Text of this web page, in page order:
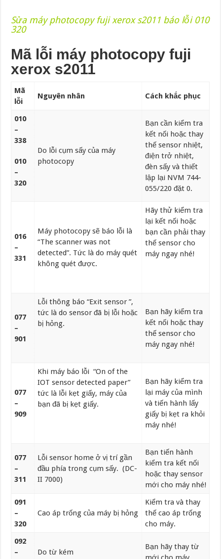
Sửa máy photocopy fuji xerox s2011 báo lỗi 010
320
Mã lỗi máy photocopy fuji
xerox s2011
Mã
lỗi
Nguyên nhân Cách khắc phục
010
–
338
010
–
320
Do lỗi cụm sấy của máy
photocopy
Bạn cần kiểm tra
kết nối hoặc thay
thế sensor nhiệt,
điện trở nhiệt,
đèn sấy và thiết
lập lại NVM 744-
055/220 đặt 0.
016
–
331
Máy photocopy sẽ báo lỗi là
“The scanner was not
detected”. Tức là do máy quét
không quét được.
Hãy thử kiểm tra
lại kết nối hoặc
bạn cần phải thay
thế sensor cho
máy ngay nhé!
077
–
901
Lỗi thông báo “Exit sensor ”,
tức là do sensor đã bị lỗi hoặc
bị hỏng.
Bạn hãy kiểm tra
kết nối hoặc thay
thế sensor cho
máy ngay nhé!
077
–
909
Khi máy báo lỗi “On of the
IOT sensor detected paper”
tức là lỗi kẹt giấy, máy của
bạn đã bị kẹt giấy.
Bạn hãy kiểm tra
lại máy của mình
và tiến hành lấy
giấy bị kẹt ra khỏi
máy nhé!
077
–
311
Lỗi sensor home ở vị trí gần
đầu phía trong cụm sấy. (DC-
II 7000)
Bạn tiến hành
kiểm tra kết nối
hoặc thay sensor
mới cho máy nhé!
091
–
320
Cao áp trống của máy bị hỏng
Kiểm tra và thay
thế cao áp trống
cho máy.
092
–
Do từ kém
Bạn hãy thay từ